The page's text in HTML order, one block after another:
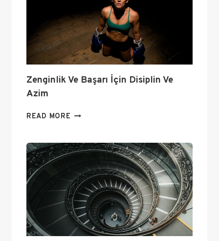
Zenginlik Ve Başarı İçin Disiplin Ve
Azim
READ MORE ZENGINLIK
İÇIN
VE
AZIM